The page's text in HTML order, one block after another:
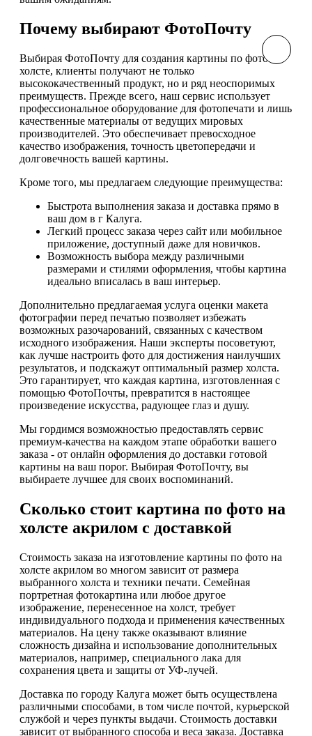
Почему выбирают ФотоПочту
Выбирая ФотоПочту для создания картины по фото на
холсте, клиенты получают не только
высококачественный продукт, но и ряд неоспоримых
преимуществ. Прежде всего, наш сервис использует
профессиональное оборудование для фотопечати и лишь
качественные материалы от ведущих мировых
производителей. Это обеспечивает превосходное
качество изображения, точность цветопередачи и
долговечность вашей картины.
Кроме того, мы предлагаем следующие преимущества:
Быстрота выполнения заказа и доставка прямо в
ваш дом в г Калуга.
Легкий процесс заказа через сайт или мобильное
приложение, доступный даже для новичков.
Возможность выбора между различными
размерами и стилями оформления, чтобы картина
идеально вписалась в ваш интерьер.
Дополнительно предлагаемая услуга оценки макета
фотографии перед печатью позволяет избежать
возможных разочарований, связанных с качеством
исходного изображения. Наши эксперты посоветуют,
как лучше настроить фото для достижения наилучших
результатов, и подскажут оптимальный размер холста.
Это гарантирует, что каждая картина, изготовленная с
помощью ФотоПочты, превратится в настоящее
произведение искусства, радующее глаз и душу.
Мы гордимся возможностью предоставлять сервис
премиум-качества на каждом этапе обработки вашего
заказа - от онлайн оформления до доставки готовой
картины на ваш порог. Выбирая ФотоПочту, вы
выбираете лучшее для своих воспоминаний.
Сколько стоит картина по фото на
холсте акрилом с доставкой
Стоимость заказа на изготовление картины по фото на
холсте акрилом во многом зависит от размера
выбранного холста и техники печати. Семейная
портретная фотокартина или любое другое
изображение, перенесенное на холст, требует
индивидуального подхода и применения качественных
материалов. На цену также оказывают влияние
сложность дизайна и использование дополнительных
материалов, например, специального лака для
сохранения цвета и защиты от УФ-лучей.
Доставка по городу Калуга может быть осуществлена
различными способами, в том числе почтой, курьерской
службой и через пункты выдачи. Стоимость доставки
зависит от выбранного способа и веса заказа. Доставка